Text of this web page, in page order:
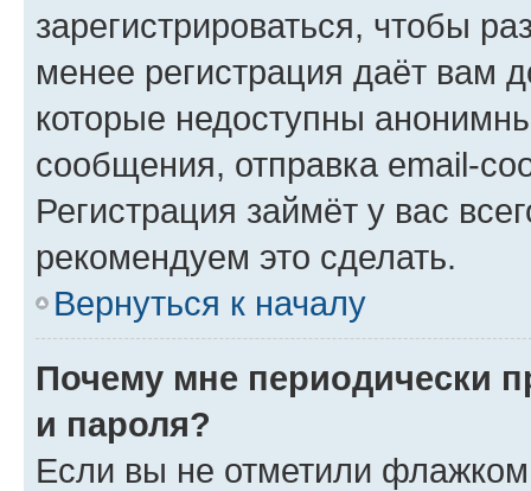
зарегистрироваться, чтобы
менее регистрация даёт вам
которые недоступны
сообщения, отправка email-
Регистрация займёт у вас
рекомендуем это сделать.
Вернуться к началу
Почему мне периодически
и пароля?
Если вы не отметили